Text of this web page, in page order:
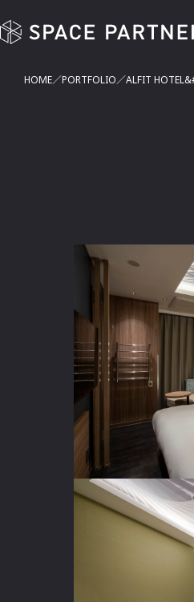
HOME PORTFOLIO ALFIT